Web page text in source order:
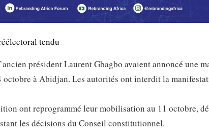
tendu
président Laurent Gbagbo avaient annoncé une
à Abidjan. Les autorités ont interdit la
ont reprogrammé leur mobilisation au 11 octobre,
les décisions du Conseil constitutionnel.